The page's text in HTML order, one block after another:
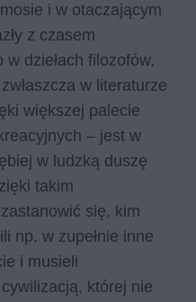
i w otaczającym
z czasem
dziełach filozofów,
w literaturze
większej palecie
– jest w
w ludzką duszę
takim
się, kim
np. w zupełnie inne
i musieli
której nie